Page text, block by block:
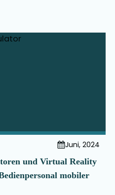
Juni, 2024
und Virtual Reality
mobiler